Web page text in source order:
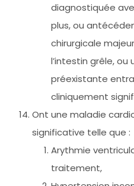
diagnostiquée
plus, ou
chirurgicale
l’intestin grêle,
préexistante
cliniquement
Ont une maladie
significative telle que :
Arythmie
traitement,